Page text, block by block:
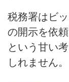
税務署はビ
の開示を依
という甘い
しれません。